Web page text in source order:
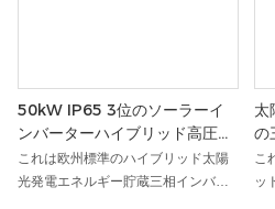
50kW IP65 3位のソーラーイ
ンバーターハイブリッド高圧太
陽エネルギーシステム用のハイ
ブリッドソーラーインバーター
これは欧州標準のハイブリッド太陽
光発電エネルギー貯蔵三相インバー
太
の
ブ
こ
ッ